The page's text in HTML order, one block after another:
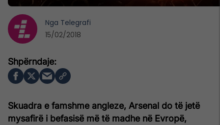
Skuadra e famshme angleze, Arsenal do të jetë
mysafirë i befasisë më të madhe në Evropë,
Nga Telegrafi
15/02/2018